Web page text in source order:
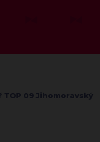
09 Jihomoravský